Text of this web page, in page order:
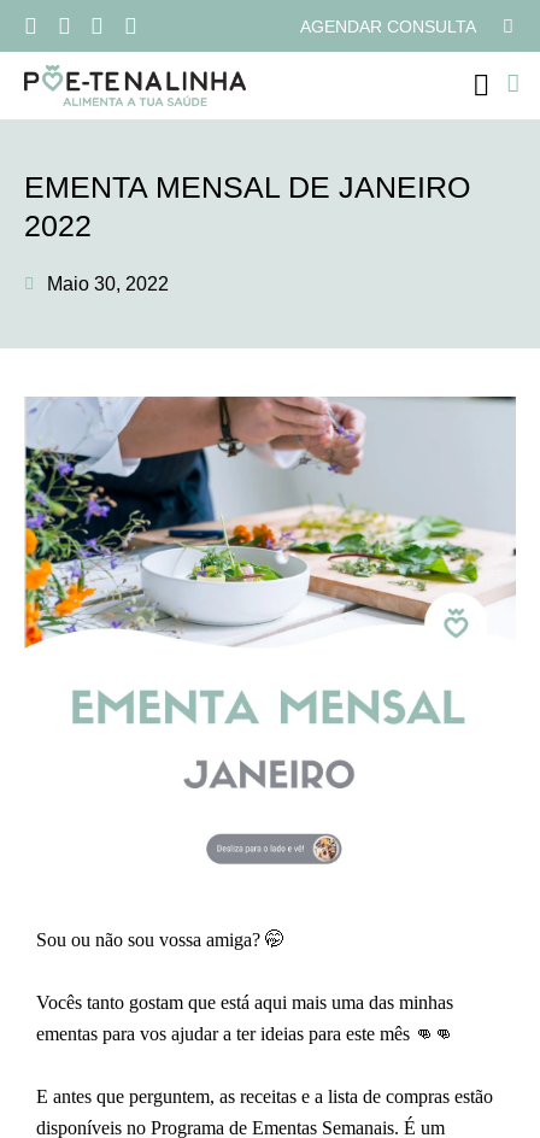
AGENDAR CONSULTA
EMENTA MENSAL DE JANEIRO
2022
Maio 30, 2022
Sou ou não sou vossa amiga? 🤭
Vocês tanto gostam que está aqui mais uma das minhas
ementas para vos ajudar a ter ideias para este mês 👊👊
E antes que perguntem, as receitas e a lista de compras estão
disponíveis no Programa de Ementas Semanais. É um